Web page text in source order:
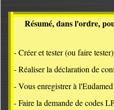
Résumé, dans l'ordre,
- Créer et tester (ou faire
- Réaliser la déclaration de
- Vous enregistrer à
- Faire la demande de codes